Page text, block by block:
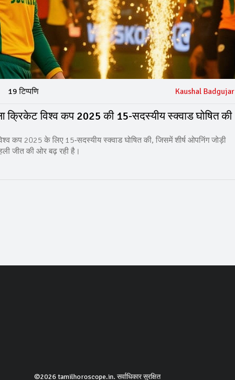
19 टिप्पणि Kaushal Badgujar
क्रिकेट विश्व कप 2025 की 15‑सदस्यीय स्क्वाड घोषित की
कप 2025 के लिए 15‑सदस्यीय स्क्वाड घोषित की, जिसमें शीर्ष ओपनिंग जोड़ी
जीत की ओर बढ़ रही है।
©2026 tamilhoroscope.in. सर्वाधिकार सुरक्षित